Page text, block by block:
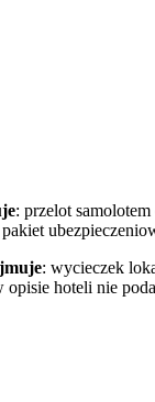
: przelot
: wycieczek
opisie hoteli nie